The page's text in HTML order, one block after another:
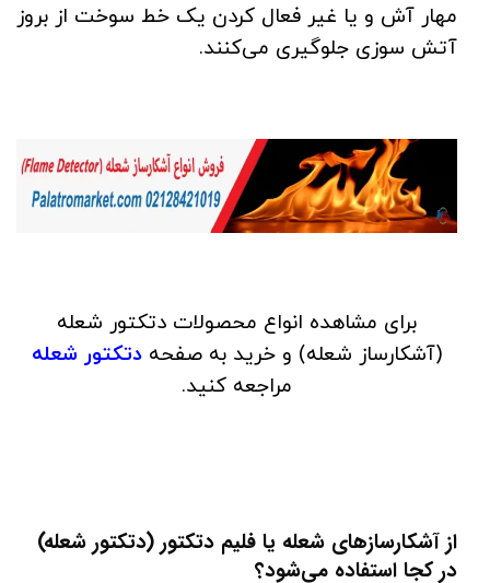
مهار آش و یا غیر فعال کردن یک خط سوخت از بروز
آتش سوزی جلوگیری می‌کنند.
برای مشاهده انواع محصولات دتکتور شعله
(آشکارساز شعله) و خرید به صفحه دتکتور شعله
مراجعه کنید.
از آشکارسازهای شعله یا فلیم دتکتور (دتکتور شعله)
در کجا استفاده می‌شود؟